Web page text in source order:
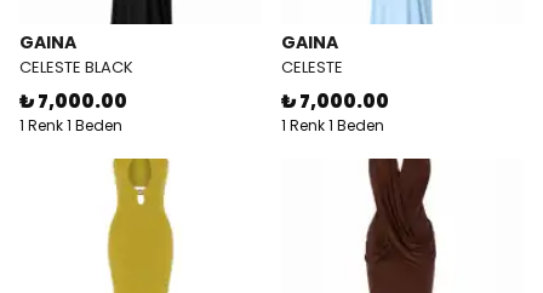
GAINA
CELESTE BLACK
₺ 7,000.00
1 Renk 1 Beden
GAINA
CELESTE
₺ 7,000.00
1 Renk 1 Beden